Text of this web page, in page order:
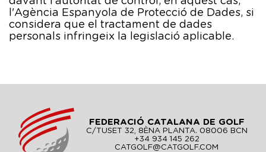
l'Agència Espanyola de Protecció de Dades, si
considera que el tractament de dades
personals infringeix la legislació aplicable.
FEDERACIÓ CATALANA DE GOLF
C/TUSET 32, 8ÈNA PLANTA. 08006 BCN
+34 934 145 262
CATGOLF@CATGOLF.COM